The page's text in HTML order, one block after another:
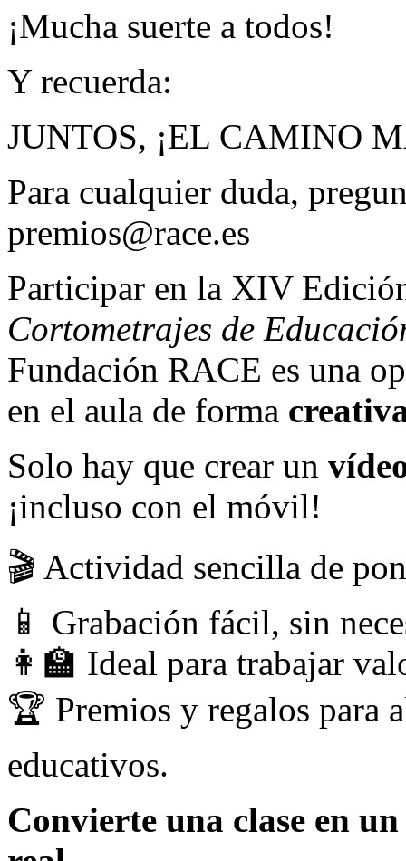
¡Mucha suerte a todos!
Y recuerda:
JUNTOS, ¡EL CAMINO
Para cualquier duda,
premios@race.es
Participar en la XIV
Cortometrajes de
Fundación RACE es una
en el aula de forma
Solo hay que crear un
¡incluso con el móvil!
🎬 Actividad sencilla de
📱 Grabación fácil, sin
👩‍🏫 Ideal para trabajar
🏆 Premios y regalos para
educativos.
Convierte una clase en